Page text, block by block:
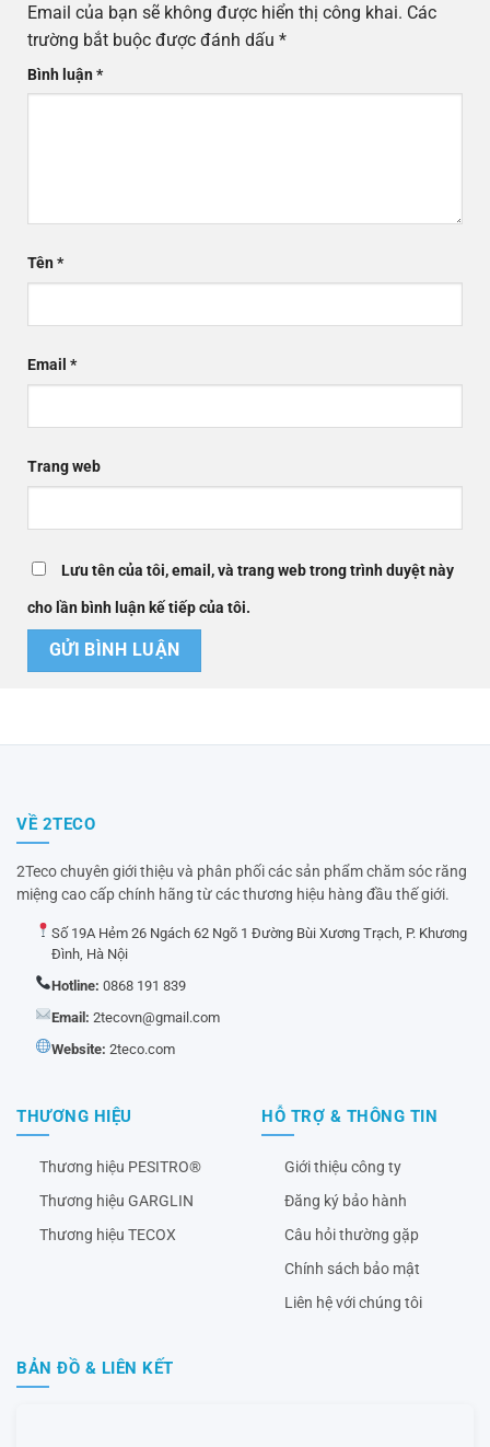
Email của bạn sẽ không được hiển thị công khai. Các
trường bắt buộc được đánh dấu *
Bình luận*
Tên*
Email *
Trang web
Lưu tên của tôi, email, và trang web trong trình duyệt này
cho lần bình luận kế tiếp của tôi.
VỀ 2TECO
2Teco chuyên giới thiệu và phân phối các sản phẩm chăm sóc răng
miệng cao cấp chính hãng từ các thương hiệu hàng đầu thế giới.
Số 19A Hẻm 26 Ngách 62 Ngõ 1 Đường Bùi Xương Trạch, P. Khương
Đình, Hà Nội
Hotline: 0868 191 839
Email: 2tecovn@gmail.com
Website: 2teco.com
THƯƠNG HIỆU
Thương hiệu PESITRO®
Thương hiệu GARGLIN
Thương hiệu TECOX
HỖ TRỢ & THÔNG TIN
Giới thiệu công ty
Đăng ký bảo hành
Câu hỏi thường gặp
Chính sách bảo mật
Liên hệ với chúng tôi
BẢN ĐỒ & LIÊN KẾT